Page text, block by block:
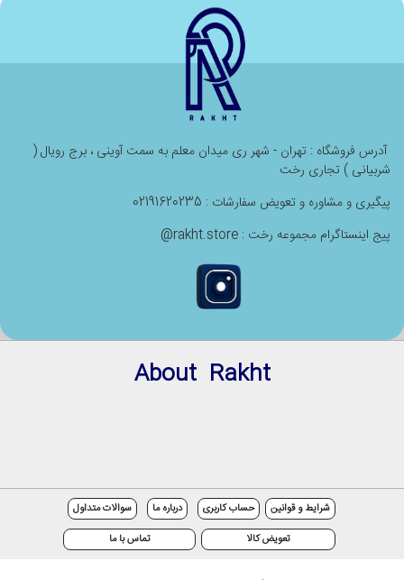
آدرس فروشگاه : تهران - شهر ری میدان معلم به سمت آوینی ، برج رویال (
شربیانی ) تجاری رخت
پیگیری و مشاوره و تعویض سفارشات : 02191620235
پیج اینستاگرام مجموعه رخت : rakht.store@
About Rakht
شرایط و قوانین حساب کاربری درباره ما
سوالات متداول
تعویض کالا
تماس با ما